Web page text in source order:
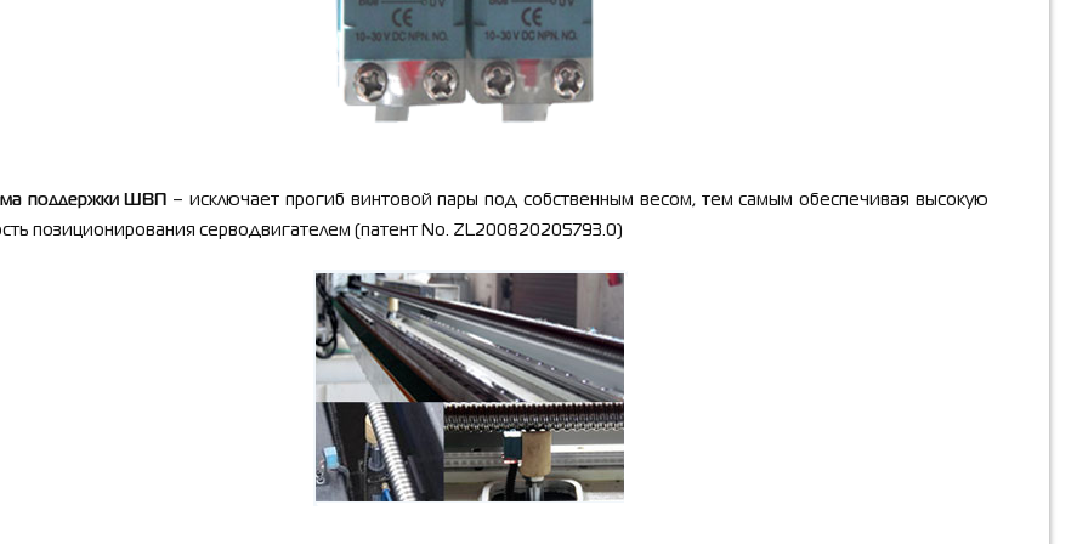
поддержки ШВП – исключает прогиб винтовой пары под собственным весом, тем самым обеспечивая высокую
позиционирования серводвигателем (патент No. ZL200820205793.0)